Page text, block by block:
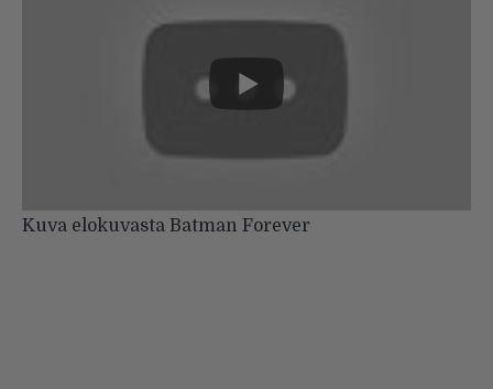
Kuva elokuvasta Batman Forever